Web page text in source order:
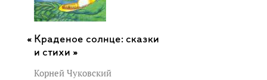
Краденое солнце: сказки
и стихи »
Корней Чуковский